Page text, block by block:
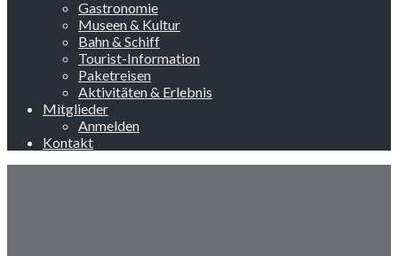
Gastronomie
Museen & Kultur
Bahn & Schiff
Tourist-Information
Paketreisen
Aktivitäten & Erlebnis
Mitglieder
Anmelden
Kontakt